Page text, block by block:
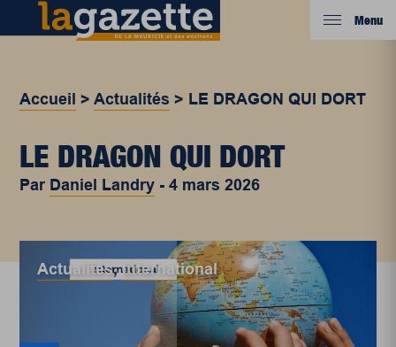
Menu
Accueil >Actualités > LE DRAGON QUI DORT
LE DRAGON QUI DORT
Par Daniel Landry -4 mars 2026
Actualités,International